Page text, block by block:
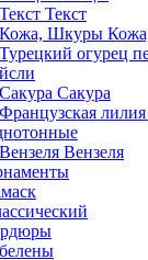
Текст
Сакура
Вензеля